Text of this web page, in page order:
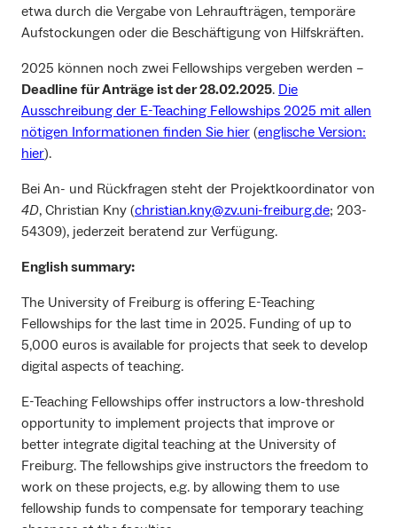
etwa durch die Vergabe von Lehraufträgen, temporäre
Aufstockungen oder die Beschäftigung von Hilfskräften.
2025 können noch zwei Fellowships vergeben werden –
Deadline für Anträge ist der 28.02.2025. Die
Ausschreibung der E-Teaching Fellowships 2025 mit allen
nötigen Informationen finden Sie hier (englische Version:
hier).
Bei An- und Rückfragen steht der Projektkoordinator von
4D, Christian Kny (christian.kny@zv.uni-freiburg.de; 203-
54309), jederzeit beratend zur Verfügung.
English summary:
The University of Freiburg is offering E-Teaching
Fellowships for the last time in 2025. Funding of up to
5,000 euros is available for projects that seek to develop
digital aspects of teaching.
E-Teaching Fellowships offer instructors a low-threshold
opportunity to implement projects that improve or
better integrate digital teaching at the University of
Freiburg. The fellowships give instructors the freedom to
work on these projects, e.g. by allowing them to use
fellowship funds to compensate for temporary teaching